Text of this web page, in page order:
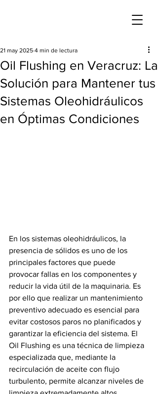
Oil Flushing en Veracruz: La
Solución para Mantener tus
Sistemas Oleohidráulicos
en Óptimas Condiciones
21 may 2025 4 min de lectura
En los sistemas oleohidráulicos, la
presencia de sólidos es uno de los
principales factores que puede
provocar fallas en los componentes y
reducir la vida útil de la maquinaria. Es
por ello que realizar un mantenimiento
preventivo adecuado es esencial para
evitar costosos paros no planificados y
garantizar la eficiencia del sistema. El
Oil Flushing es una técnica de limpieza
especializada que, mediante la
recirculación de aceite con flujo
turbulento, permite alcanzar niveles de